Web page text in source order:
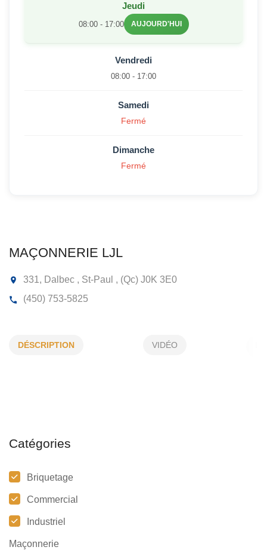
MAÇONNERIE LJL
DÉSCRIPTION VIDÉO
Catégories
Briquetage
Commercial
Industriel
Maçonnerie
Jeudi
08:00 - 17:00 AUJOURD'HUI
Vendredi
08:00 - 17:00
Samedi
Fermé
Dimanche
Fermé